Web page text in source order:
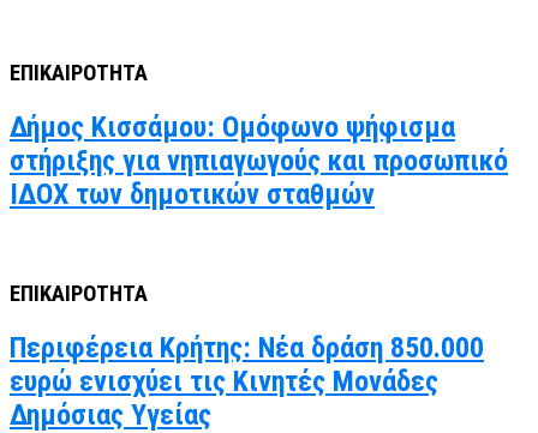
ΕΠΙΚΑΙΡΟΤΗΤΑ
Δήμος Κισσάμου: Ομόφωνο ψήφισμα
στήριξης για νηπιαγωγούς και προσωπικό
ΙΔΟΧ των δημοτικών σταθμών
ΕΠΙΚΑΙΡΟΤΗΤΑ
Περιφέρεια Κρήτης: Νέα δράση 850.000
ευρώ ενισχύει τις Κινητές Μονάδες
Δημόσιας Υγείας